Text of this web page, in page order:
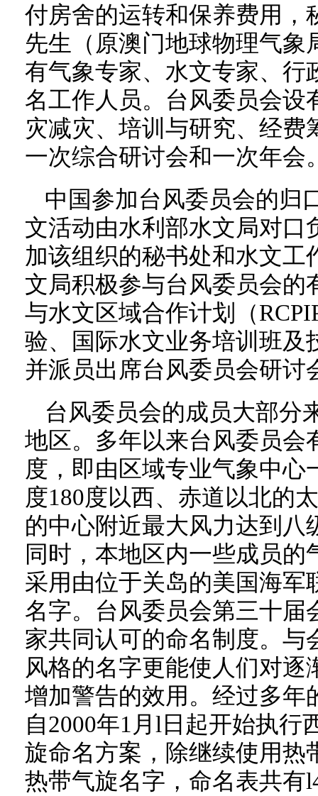
付房舍的运转和保养费用，
先生（原澳门地球物理气象
有气象专家、水文专家、行
名工作人员。台风委员会设
灾减灾、培训与研究、经费
一次综合研讨会和一次年会
中国参加台风委员会的归
文活动由水利部水文局对口
加该组织的秘书处和水文工
文局积极参与台风委员会的
与水文区域合作计划（
验、国际水文业务培训班及
并派员出席台风委员会研讨
台风委员会的成员大部分
地区。多年以来台风委员会
度，即由区域专业气象中
度180度以西、赤道以北的
的中心附近最大风力达到八
同时，本地区内一些成员
采用由位于关岛的美国海军
名字。台风委员会第三十届
家共同认可的命名制度。与
风格的名字更能使人们对
增加警告的效用。经过多年
自2000年1月l日起开始执行
旋命名方案，除继续使用热
热带气旋名字，命名表共有